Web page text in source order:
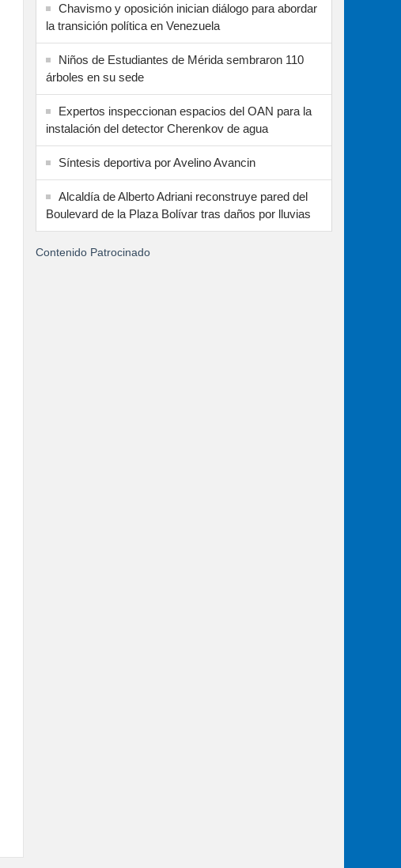
Chavismo y oposición inician diálogo para abordar
la transición política en Venezuela
Niños de Estudiantes de Mérida sembraron 110
árboles en su sede
Expertos inspeccionan espacios del OAN para la
instalación del detector Cherenkov de agua
Síntesis deportiva por Avelino Avancin
Alcaldía de Alberto Adriani reconstruye pared del
Boulevard de la Plaza Bolívar tras daños por lluvias
Contenido Patrocinado